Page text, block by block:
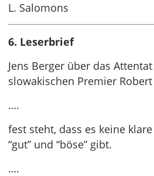
L. Salomons
6. Leserbrief
Jens Berger über das
slowakischen Premier Robert
….
fest steht, dass es keine
“gut” und “böse” gibt.
….